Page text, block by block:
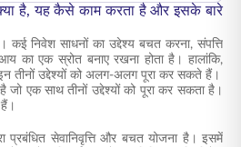
है, यह कैसे काम करता है और इसके बारे
कई निवेश साधनों का उद्देश्य बचत करना, संपत्ति
आय का एक स्रोत बनाए रखना होता है। हालांकि,
तीनों उद्देश्यों को अलग-अलग पूरा कर सकते हैं।
एक साथ तीनों उद्देश्यों को पूरा कर सकता है।
प्रबंधित सेवानिवृत्ति और बचत योजना है। इसमें